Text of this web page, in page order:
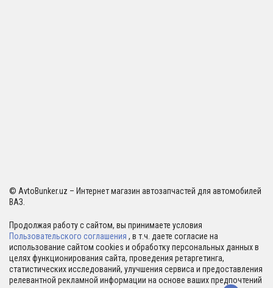
© AvtoBunker.uz – Интернет магазин автозапчастей для автомобилей
ВАЗ.
Продолжая работу с сайтом, вы принимаете условия
Пользовательского соглашения , в т.ч. даете согласие на
использование сайтом cookies и обработку персональных данных в
целях функционирования сайта, проведения ретаргетинга,
статистических исследований, улучшения сервиса и предоставления
релевантной рекламной информации на основе ваших предпочтений